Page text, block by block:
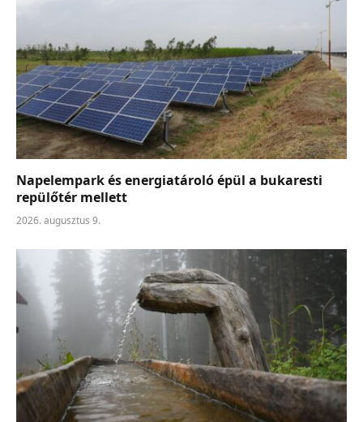
Napelempark és energiatároló épül a bukaresti
repülőtér mellett
2026. augusztus 9.